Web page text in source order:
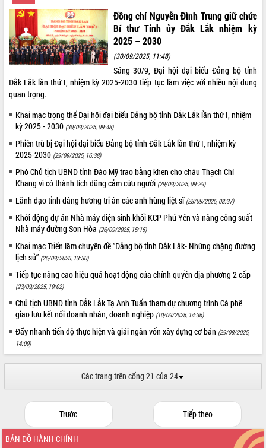
Lễ truy điệu và an táng hài cốt liệt sĩ
tại Nghĩa trang Liệt sĩ xã Sơn Hòa
Bàn giải pháp tháo gỡ khó khăn trong
xuất khẩu sầu riêng và triển khai quy
định EUDR
trường Nguyễn Hoàng Hiệp khảo sát
vùng trồng và doanh nghiệp đóng gói
Trình diễn nghệ thuật chế biến các
món ăn từ sầu riêng
Đắk Lắk công bố Quy hoạch và xúc
tiến đầu tư tỉnh
Ngành cá ngừ Đắk Lắk chủ động thích
ứng để giữ vững thị trường xuất khẩu
Diễn đàn Kinh tế tư nhân Việt Nam đột
phá cơ chế - Hợp tác công tư
Đề án 06 tạo bước ngoặt đột phá trong
cải cách hành chính tỉnh Đắk Lắk
Kết nối tour, đẩy mạnh chuyển đổi số
để phát triển du lịch Đắk Lắk
Khởi động Dự án Đầu tư xây dựng hạ
Tiến
Gặp mặt các cơ quan báo chí nhân Kỷ
niệm 101 năm Ngày Báo chí Cách
mạng Việt Nam
hiện Đề án 06 của Chính phủ
Họp báo thông tin về Hội nghị Công bố
Khơi thông điểm nghẽn, đẩy nhanh
giải ngân vốn khắc phục thiên tai
Tất cả: 66105732
Đồng chí Nguyễn Đình Trung giữ chức
Bí thư Tỉnh ủy Đắk Lắk nhiệm kỳ
2025 – 2030
(30/09/2025, 11:48)
Sáng 30/9, Đại hội đại biểu Đảng bộ tỉnh
Đắk Lắk lần thứ I, nhiệm kỳ 2025-2030 tiếp tục làm việc với nhiều nội dung
quan trọng.
Khai mạc trọng thể Đại hội đại biểu Đảng bộ tỉnh Đắk Lắk lần thứ I, nhiệm
kỳ 2025 - 2030 (30/09/2025, 09:48)
Phiên trù bị Đại hội đại biểu Đảng bộ tỉnh Đắk Lắk lần thứ I, nhiệm kỳ
2025-2030 (29/09/2025, 16:38)
Phó Chủ tịch UBND tỉnh Đào Mỹ trao bằng khen cho cháu Thạch Chí
Khang vì có thành tích dũng cảm cứu người (29/09/2025, 09:29)
Lãnh đạo tỉnh dâng hương tri ân các anh hùng liệt sĩ (28/09/2025, 08:37)
Khởi động dự án Nhà máy điện sinh khối KCP Phú Yên và nâng công suất
Nhà máy đường Sơn Hòa (26/09/2025, 15:15)
Khai mạc Triển lãm chuyên đề “Đảng bộ tỉnh Đắk Lắk- Những chặng đường
lịch sử” (25/09/2025, 13:30)
Tiếp tục nâng cao hiệu quả hoạt động của chính quyền địa phương 2 cấp
(23/09/2025, 19:02)
Chủ tịch UBND tỉnh Đắk Lắk Tạ Anh Tuấn tham dự chương trình Cà phê
giao lưu kết nối doanh nhân, doanh nghiệp (10/09/2025, 14:36)
Đẩy nhanh tiến độ thực hiện và giải ngân vốn xây dựng cơ bản (29/08/2025,
14:00)
Các trang trên cổng 21 của 24
Trước Tiếp theo
BẢN ĐỒ HÀNH CHÍNH